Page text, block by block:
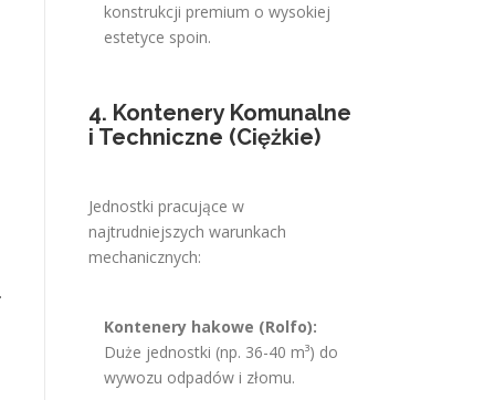
konstrukcji premium o wysokiej
estetyce spoin.
4. Kontenery Komunalne
i Techniczne (Ciężkie)
Jednostki pracujące w
najtrudniejszych warunkach
mechanicznych:
Kontenery hakowe (Rolfo):
Duże jednostki (np. 36-40 m³) do
wywozu odpadów i złomu.